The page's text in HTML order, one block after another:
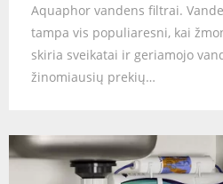
Aquaphor vandens filtrai.
tampa vis populiaresni, kai
skiria sveikatai ir geriamojo
žinomiausių prekių…